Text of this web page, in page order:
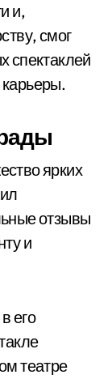
и,
смог
спектаклей
ярких
отзывы
и
его
театре